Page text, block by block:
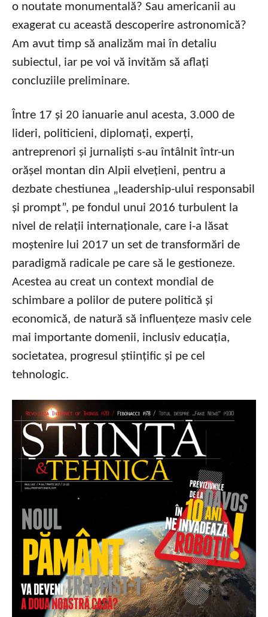
o noutate monumentală? Sau americanii au
exagerat cu această descoperire astronomică?
Am avut timp să analizăm mai în detaliu
subiectul, iar pe voi vă invităm să aflați
concluziile preliminare.
Între 17 și 20 ianuarie anul acesta, 3.000 de
lideri, politicieni, diplomați, experți,
antreprenori și jurnaliști s-au întâlnit într-un
orășel montan din Alpii elvețieni, pentru a
dezbate chestiunea „leadership-ului responsabil
și prompt”, pe fondul unui 2016 turbulent la
nivel de relații internaționale, care i-a lăsat
moștenire lui 2017 un set de transformări de
paradigmă radicale pe care să le gestioneze.
Acestea au creat un context mondial de
schimbare a polilor de putere politică și
economică, de natură să influențeze masiv cele
mai importante domenii, inclusiv educația,
societatea, progresul științific și pe cel
tehnologic.